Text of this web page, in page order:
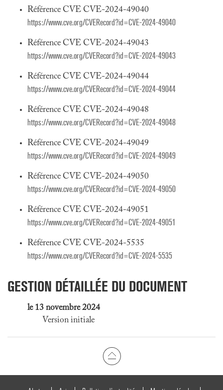
Référence CVE CVE-2024-49040
https://www.cve.org/CVERecord?id=CVE-2024-49040
Référence CVE CVE-2024-49043
https://www.cve.org/CVERecord?id=CVE-2024-49043
Référence CVE CVE-2024-49044
https://www.cve.org/CVERecord?id=CVE-2024-49044
Référence CVE CVE-2024-49048
https://www.cve.org/CVERecord?id=CVE-2024-49048
Référence CVE CVE-2024-49049
https://www.cve.org/CVERecord?id=CVE-2024-49049
Référence CVE CVE-2024-49050
https://www.cve.org/CVERecord?id=CVE-2024-49050
Référence CVE CVE-2024-49051
https://www.cve.org/CVERecord?id=CVE-2024-49051
Référence CVE CVE-2024-5535
https://www.cve.org/CVERecord?id=CVE-2024-5535
GESTION DÉTAILLÉE DU DOCUMENT
le 13 novembre 2024
Version initiale